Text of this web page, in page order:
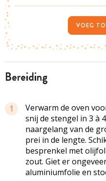
bereiding
1
Verwarm de oven
snij de stengel in 3 à
naargelang van de
prei in de lengte.
besprenkel met
zout. Giet er
aluminiumfolie en
VOEG